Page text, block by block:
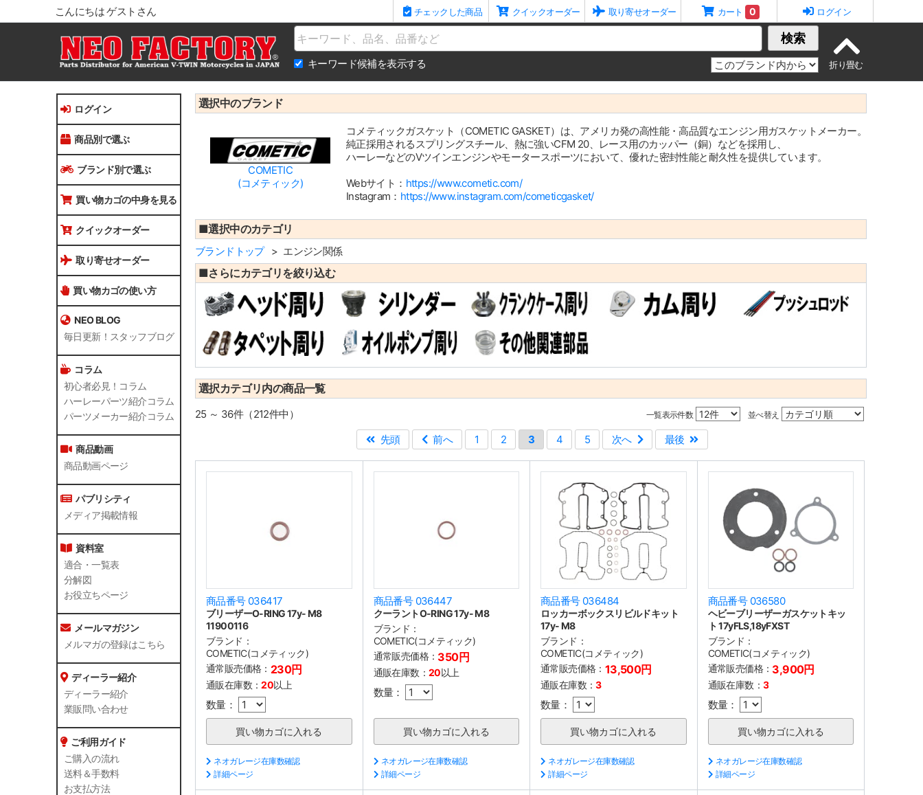
こんにちは ゲストさん チェックした商品 クイックオーダー 取り寄せオーダー カート 0 ログイン
Name 検索
キーワード候補を表示する
ログイン
商品別で選ぶ
ブランド別で選ぶ
買い物カゴの中身を見る
クイックオーダー
取り寄せオーダー
買い物カゴの使い方
NEO BLOG
毎日更新！スタッフブログ
コラム
初心者必見！コラム
ハーレーパーツ紹介コラム
パーツメーカー紹介コラム
商品動画
商品動画ページ
パブリシティ
メディア掲載情報
資料室
適合・一覧表
分解図
お役立ちページ
メールマガジン
メルマガの登録はこちら
ディーラー紹介
ディーラー紹介
業販問い合わせ
ご利用ガイド
ご購入の流れ
送料＆手数料
お支払方法
選択中のブランド
COMETIC
(コメティック)
コメティックガスケット（COMETIC GASKET）は、アメリカ発の高性能・高品質なエンジン用ガスケットメーカー。
純正採用されるスプリングスチール、熱に強いCFM 20、レース用のカッパー（銅）などを採用し、
ハーレーなどのVツインエンジンやモータースポーツにおいて、優れた密封性能と耐久性を提供しています。
Webサイト： https://www.cometic.com/
Instagram： https://www.instagram.com/cometicgasket/
■選択中のカテゴリ
ブランドトップ エンジン関係
■さらにカテゴリを絞り込む
選択カテゴリ内の商品一覧
一覧表示件数 並べ替え
25 ～ 36件（212件中）
先頭
前へ 1 2 3 4 5 次へ 最後
商品番号 036417
ブリーザーO-RING 17y- M8
11900116
ブランド：
COMETIC(コメティック)
通常販売価格： 230円
通販在庫数：20以上
数量：
ネオガレージ在庫数確認
詳細ページ
商品番号 036447
クーラントO-RING 17y- M8
ブランド：
COMETIC(コメティック)
通常販売価格： 350円
通販在庫数： 20以上
数量：
ネオガレージ在庫数確認
詳細ページ
商品番号 036484
ロッカーボックスリビルドキット
17y- M8
ブランド：
COMETIC(コメティック)
通常販売価格： 13,500円
通販在庫数：3
数量：
ネオガレージ在庫数確認
詳細ページ
商品番号 036580
ヘビーブリーザーガスケットキッ
ト 17yFLS,18yFXST
ブランド：
COMETIC(コメティック)
通常販売価格： 3,900円
通販在庫数： 3
数量：
ネオガレージ在庫数確認
詳細ページ